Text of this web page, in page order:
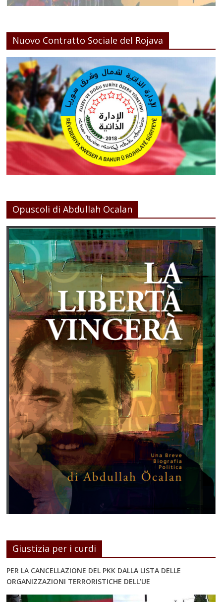
Nuovo Contratto Sociale del Rojava
Opuscoli di Abdullah Ocalan
Giustizia per i curdi
PER LA CANCELLAZIONE DEL PKK DALLA LISTA DELLE
ORGANIZZAZIONI TERRORISTICHE DELL’UE